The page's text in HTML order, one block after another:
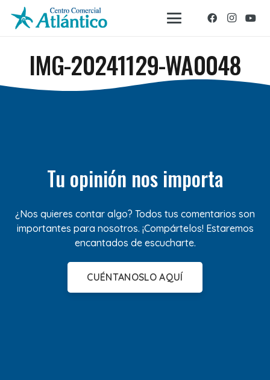
IMG-20241129-WA0048
Tu opinión nos importa
¿Nos quieres contar algo? Todos tus comentarios son
importantes para nosotros. ¡Compártelos! Estaremos
encantados de escucharte.
CUÉNTANOSLO AQUÍ